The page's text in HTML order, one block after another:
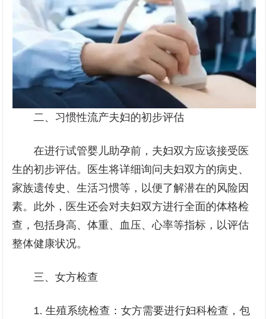
二、习惯性流产夫妇的初步评估
在进行试管婴儿助孕前，夫妇双方应该接受医
生的初步评估。医生将详细询问夫妇双方的病史、
家族遗传史、生活习惯等，以便了解潜在的风险因
素。此外，医生还会对夫妇双方进行全面的体格检
查，包括身高、体重、血压、心率等指标，以评估
整体健康状况。
三、女方检查
1. 生殖系统检查：女方需要进行妇科检查，包